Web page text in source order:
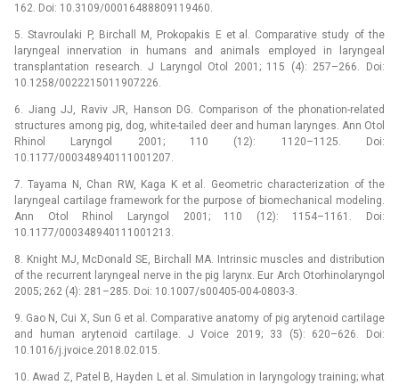
162. Doi: 10.3109/00016488809119460.
5. Stavroulaki P, Birchall M, Prokopakis E et al. Comparative study of the
laryngeal innervation in humans and animals employed in laryngeal
transplantation research. J Laryngol Otol 2001; 115 (4): 257–266. Doi:
10.1258/0022215011907226.
6. Jiang JJ, Raviv JR, Hanson DG. Comparison of the phonation-related
structures among pig, dog, white-tailed deer and human larynges. Ann Otol
Rhinol Laryngol 2001; 110 (12): 1120–1125. Doi:
10.1177/000348940111001207.
7. Tayama N, Chan RW, Kaga K et al. Geometric characterization of the
laryngeal cartilage framework for the purpose of biomechanical modeling.
Ann Otol Rhinol Laryngol 2001; 110 (12): 1154–1161. Doi:
10.1177/000348940111001213.
8. Knight MJ, McDonald SE, Birchall MA. Intrinsic muscles and distribution
of the recurrent laryngeal nerve in the pig larynx. Eur Arch Otorhinolaryngol
2005; 262 (4): 281–285. Doi: 10.1007/s00405-004-0803-3.
9. Gao N, Cui X, Sun G et al. Comparative anatomy of pig arytenoid cartilage
and human arytenoid cartilage. J Voice 2019; 33 (5): 620–626. Doi:
10.1016/j.jvoice.2018.02.015.
10. Awad Z, Patel B, Hayden L et al. Simulation in laryngology training; what